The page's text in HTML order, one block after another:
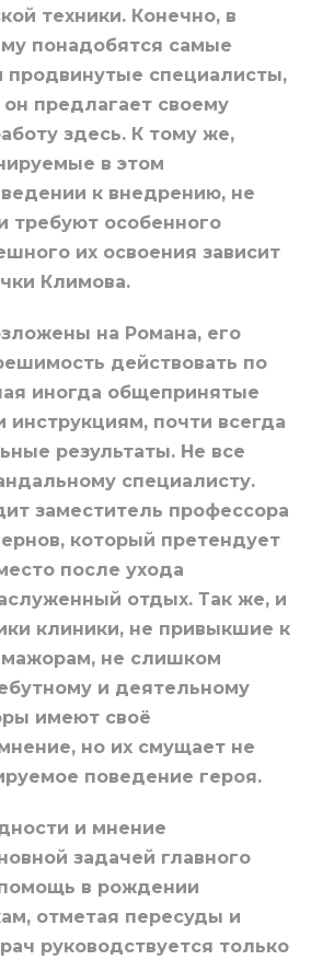
техники. Конечно, в
понадобятся самые
продвинутые специалисты,
предлагает своему
здесь. К тому же,
в этом
к внедрению, не
требуют особенного
их освоения зависит
Климова.
на Романа, его
действовать по
иногда общепринятые
инструкциям, почти всегда
результаты. Не все
специалисту.
заместитель профессора
который претендует
после ухода
отдых. Так же, и
клиники, не привыкшие к
не слишком
и деятельному
имеют своё
но их смущает не
поведение героя.
и мнение
задачей главного
в рождении
отметая пересуды и
руководствуется только